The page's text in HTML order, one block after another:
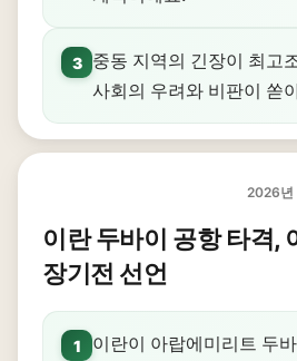
3
중동 지역의 긴장이 최고
사회의 우려와 비판이 쏟
2026년
이란 두바이 공항 타격,
장기전 선언
1
이란이 아랍에미리트 두